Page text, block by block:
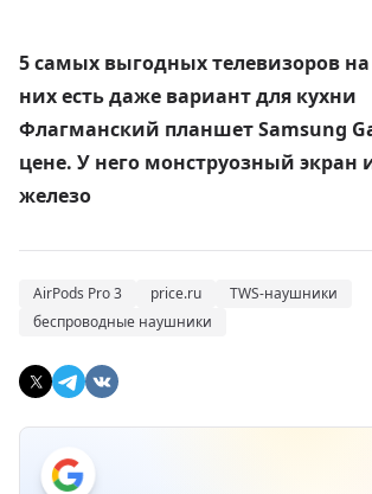
5 самых выгодных телевизоров
них есть даже вариант для кухни
Флагманский планшет Samsung
цене. У него монструозный
железо
AirPods Pro 3 price.ru
TWS-наушники
беспроводные наушники